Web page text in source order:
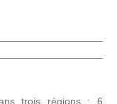
trois régions : 6